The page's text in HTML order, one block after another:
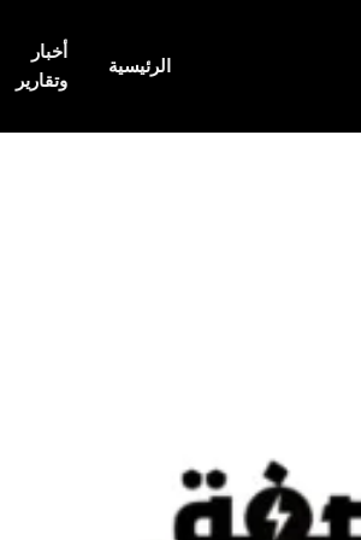
الرئيسية
أخبار
وتقارير